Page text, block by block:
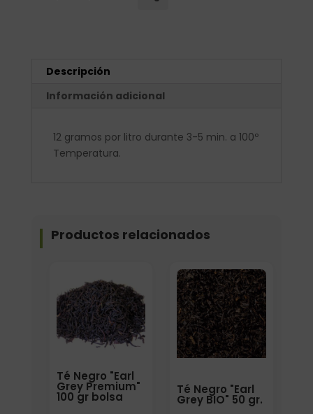
Descripción
Información adicional
12 gramos por litro durante 3-5 min. a 100º
Temperatura.
Productos relacionados
Té Negro "Earl
Grey Premium"
100 gr bolsa
Elige: Peso/formato
Té Negro "Earl
Grey BIO" 50 gr.
Formato